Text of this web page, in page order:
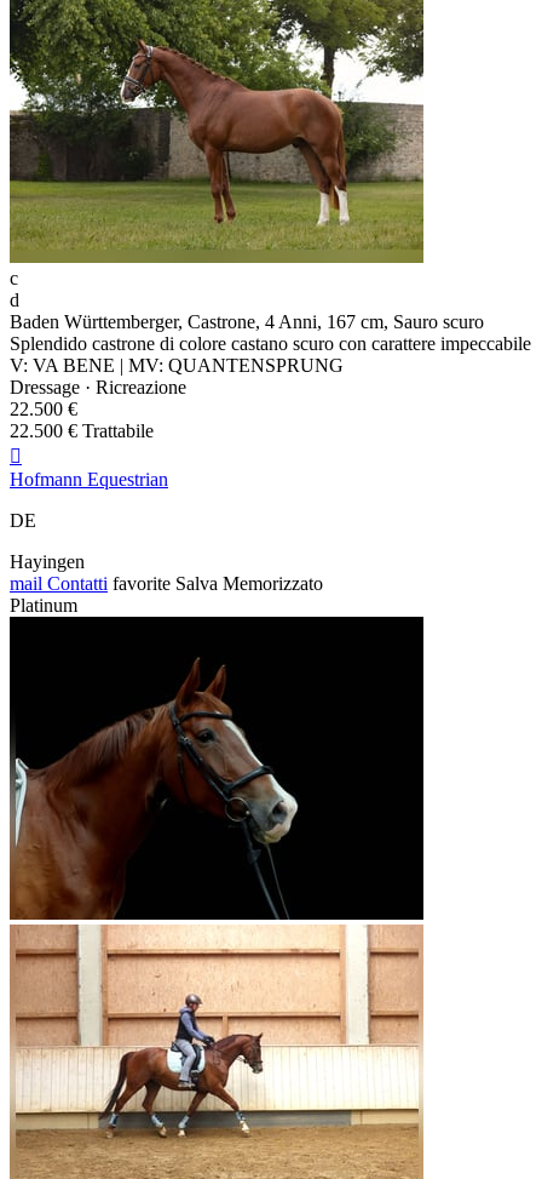
c
d
Baden Württemberger, Castrone, 4 Anni, 167 cm, Sauro scuro
Splendido castrone di colore castano scuro con carattere impeccabile
V: VA BENE | MV: QUANTENSPRUNG
Dressage · Ricreazione
22.500 €
22.500 € Trattabile

Hofmann Equestrian
DE
Hayingen
mail Contatti favorite Salva Memorizzato
Platinum